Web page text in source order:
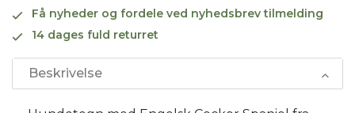
Få nyheder og fordele ved nyhedsbrev tilmelding
14 dages fuld returret
Beskrivelse